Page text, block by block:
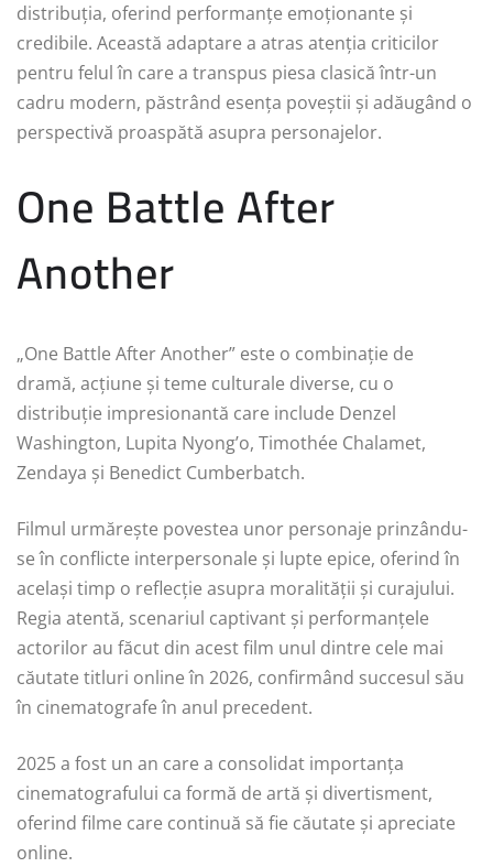
distribuția, oferind performanțe emoționante și
credibile. Această adaptare a atras atenția criticilor
pentru felul în care a transpus piesa clasică într-un
cadru modern, păstrând esența poveștii și adăugând o
perspectivă proaspătă asupra personajelor.
One Battle After
Another
„One Battle After Another” este o combinație de
dramă, acțiune și teme culturale diverse, cu o
distribuție impresionantă care include Denzel
Washington, Lupita Nyong’o, Timothée Chalamet,
Zendaya și Benedict Cumberbatch.
Filmul urmărește povestea unor personaje prinzându-
se în conflicte interpersonale și lupte epice, oferind în
același timp o reflecție asupra moralității și curajului.
Regia atentă, scenariul captivant și performanțele
actorilor au făcut din acest film unul dintre cele mai
căutate titluri online în 2026, confirmând succesul său
în cinematografe în anul precedent.
2025 a fost un an care a consolidat importanța
cinematografului ca formă de artă și divertisment,
oferind filme care continuă să fie căutate și apreciate
online.